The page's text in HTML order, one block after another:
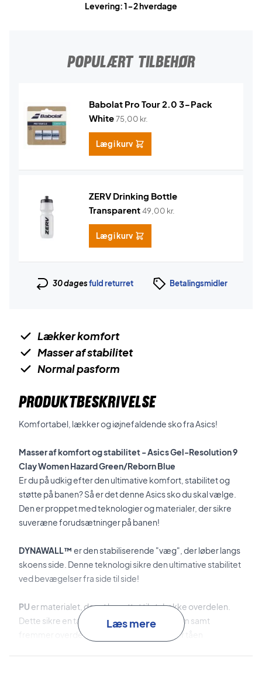
Levering: 1-2 hverdage
POPULÆRT TILBEHØR
Babolat Pro Tour 2.0 3-Pack
White75,00 kr.
Læg i kurv
ZERV Drinking Bottle
Transparent49,00 kr.
Læg i kurv
30 dagesfuld returret Betalingsmidler
Lækker komfort
Masser af stabilitet
Normal pasform
PRODUKTBESKRIVELSE
Komfortabel, lækker og iøjnefaldende sko fra Asics!
Masser af komfort og stabilitet - Asics Gel-Resolution 9
Clay Women Hazard Green/Reborn Blue
Er du på udkig efter den ultimative komfort, stabilitet og
støtte på banen? Så er det denne Asics sko du skal vælge.
Den er proppet med teknologier og materialer, der sikre
suveræne forudsætninger på banen!
DYNAWALL™ er den stabiliserende "væg", der løber langs
skoens side. Denne teknologi sikre den ultimative stabilitet
ved bevægelser fra side til side!
PU er materialet, der et benyttet til at dække overdelen.
Dette sikre en tæt og stabiliserende pasform samt
fremmer overdelens slidstærkhed. Hertil er tåen
Læs mere